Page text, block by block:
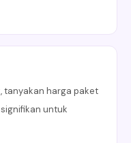
tanyakan harga paket
untuk